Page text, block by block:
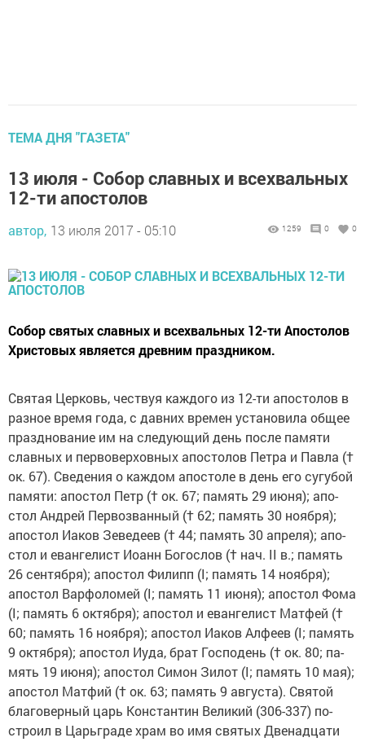
ТЕМА ДНЯ "ГАЗЕТА"
13 июля - Собор славных и всехвальных
12-ти апостолов
автор, 13 июля 2017 - 05:10 1259 0 0
Со­бор свя­тых слав­ных и все­х­валь­ных 12-ти Апо­сто­лов
Хри­сто­вых яв­ля­ет­ся древним празд­ни­ком.
Свя­тая Цер­ковь, че­ствуя каж­до­го из 12-ти апо­сто­лов в
раз­ное вре­мя го­да, с дав­них вре­мен уста­но­ви­ла об­щее
празд­но­ва­ние им на сле­ду­ю­щий день по­сле па­мя­ти
слав­ных и пер­во­вер­хов­ных апо­сто­лов Пет­ра и Пав­ла (†
ок. 67). Све­де­ния о каж­дом апо­сто­ле в день его су­гу­бой
па­мя­ти: апо­стол Петр († ок. 67; па­мять 29 июня); апо­
стол Ан­дрей Пер­во­зван­ный († 62; па­мять 30 но­яб­ря);
апо­стол Иа­ков Зе­ве­де­ев († 44; па­мять 30 ап­ре­ля); апо­
стол и еван­ге­лист Иоанн Бо­го­слов († нач. II в.; па­мять
26 сен­тяб­ря); апо­стол Филипп (I; па­мять 14 но­яб­ря);
апо­стол Вар­фо­ло­мей (I; па­мять 11 июня); апо­стол Фо­ма
(I; па­мять 6 ок­тяб­ря); апо­стол и еван­ге­лист Мат­фей (†
60; па­мять 16 но­яб­ря); апо­стол Иа­ков Ал­фе­ев (I; па­мять
9 ок­тяб­ря); апо­стол Иуда, брат Гос­по­день († ок. 80; па­
мять 19 июня); апо­стол Си­мон Зи­лот (I; па­мять 10 мая);
апо­стол Мат­фий († ок. 63; па­мять 9 ав­гу­ста). Свя­той
бла­го­вер­ный царь Кон­стан­тин Ве­ли­кий (306-337) по­
стро­ил в Ца­рь­гра­де храм во имя свя­тых Две­на­дца­ти